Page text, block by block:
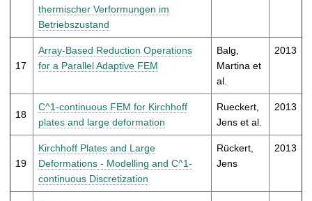
thermischer Verformungen im
Betriebszustand
17
Array-Based Reduction Operations
for a Parallel Adaptive FEM
Balg,
Martina et
al.
2013
18
C^1-continuous FEM for Kirchhoff
plates and large deformation
Rueckert,
Jens et al.
2013
19
Kirchhoff Plates and Large
Deformations - Modelling and C^1-
continuous Discretization
Rückert,
Jens
2013